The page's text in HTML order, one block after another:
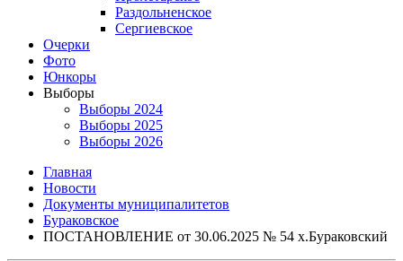
Раздольненское
Сергиевское
Очерки
Фото
Юнкоры
Выборы
Выборы 2024
Выборы 2025
Выборы 2026
Главная
Новости
Документы муниципалитетов
Бураковское
ПОСТАНОВЛЕНИЕ от 30.06.2025 № 54 х.Бураковский